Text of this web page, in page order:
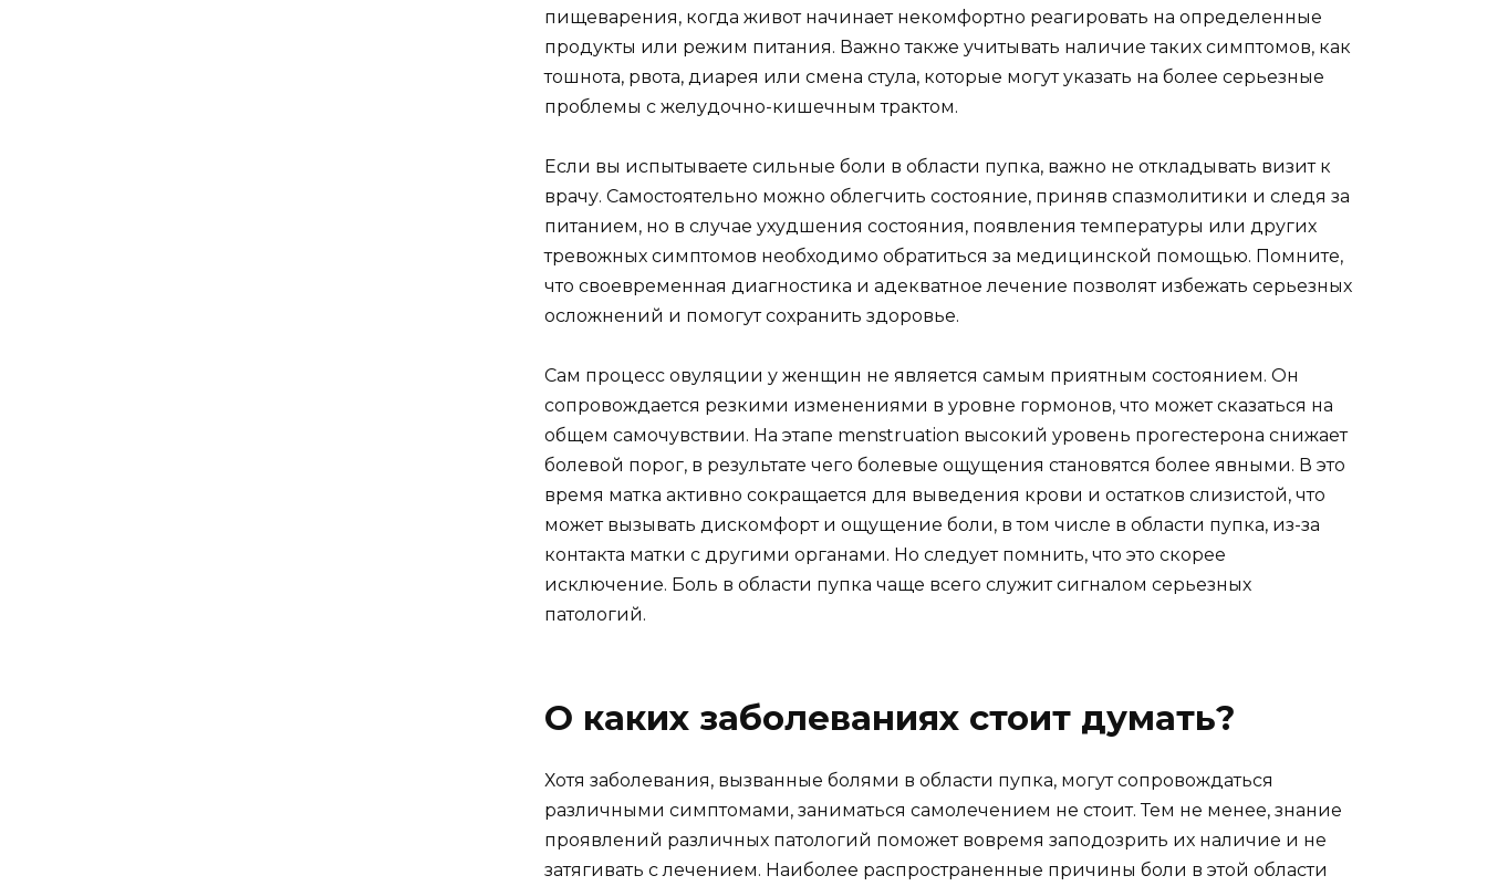
пищеварения, когда живот начинает некомфортно реагировать на определенные
продукты или режим питания. Важно также учитывать наличие таких симптомов, как
тошнота, рвота, диарея или смена стула, которые могут указать на более серьезные
проблемы с желудочно-кишечным трактом.
Если вы испытываете сильные боли в области пупка, важно не откладывать визит к
врачу. Самостоятельно можно облегчить состояние, приняв спазмолитики и следя за
питанием, но в случае ухудшения состояния, появления температуры или других
тревожных симптомов необходимо обратиться за медицинской помощью. Помните,
что своевременная диагностика и адекватное лечение позволят избежать серьезных
осложнений и помогут сохранить здоровье.
Сам процесс овуляции у женщин не является самым приятным состоянием. Он
сопровождается резкими изменениями в уровне гормонов, что может сказаться на
общем самочувствии. На этапе menstruation высокий уровень прогестерона снижает
болевой порог, в результате чего болевые ощущения становятся более явными. В это
время матка активно сокращается для выведения крови и остатков слизистой, что
может вызывать дискомфорт и ощущение боли, в том числе в области пупка, из-за
контакта матки с другими органами. Но следует помнить, что это скорее
исключение. Боль в области пупка чаще всего служит сигналом серьезных
патологий.
О каких заболеваниях стоит думать?
Хотя заболевания, вызванные болями в области пупка, могут сопровождаться
различными симптомами, заниматься самолечением не стоит. Тем не менее, знание
проявлений различных патологий поможет вовремя заподозрить их наличие и не
затягивать с лечением. Наиболее распространенные причины боли в этой области